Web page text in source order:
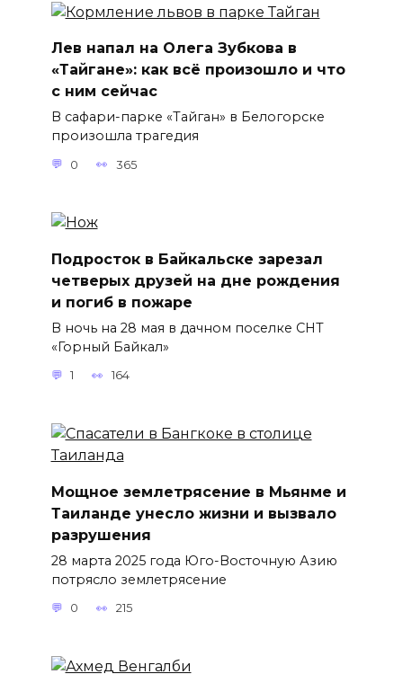
Лев напал на Олега Зубкова в
«Тайгане»: как всё произошло и что
с ним сейчас
В сафари-парке «Тайган» в Белогорске
произошла трагедия
0 365
Подросток в Байкальске зарезал
четверых друзей на дне рождения
и погиб в пожаре
В ночь на 28 мая в дачном поселке СНТ
«Горный Байкал»
1 164
Мощное землетрясение в Мьянме и
Таиланде унесло жизни и вызвало
разрушения
28 марта 2025 года Юго-Восточную Азию
потрясло землетрясение
0 215